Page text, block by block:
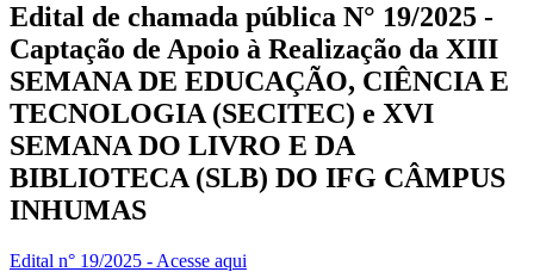
Edital de chamada pública N° 19/2025 -
Captação de Apoio à Realização da XIII
SEMANA DE EDUCAÇÃO, CIÊNCIA E
TECNOLOGIA (SECITEC) e XVI
SEMANA DO LIVRO E DA
BIBLIOTECA (SLB) DO IFG CÂMPUS
INHUMAS
Edital n° 19/2025 - Acesse aqui